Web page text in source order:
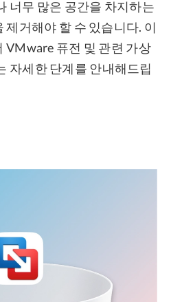
너무 많은 공간을 차지하는
거해야 할 수 있습니다. 이
VMware 퓨전 및 관련 가상
자세한 단계를 안내해드립